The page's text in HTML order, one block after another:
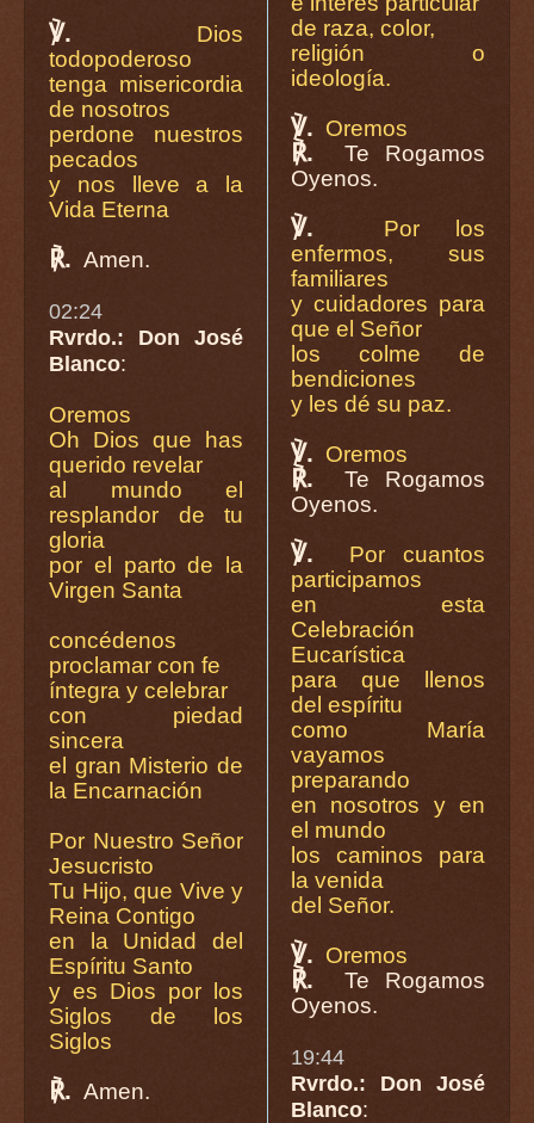
℣.
Dios
todopoderoso
tenga misericordia
de nosotros
perdone nuestros
pecados
y nos lleve a la
Vida Eterna
℟. Amen.
02:24
Rvrdo.: Don José
Blanco:
Oremos
Oh Dios que has
querido revelar
al mundo el
resplandor de tu
gloria
por el parto de la
Virgen Santa
concédenos
proclamar con fe
íntegra y celebrar
con piedad
sincera
el gran Misterio de
la Encarnación
Por Nuestro Señor
Jesucristo
Tu Hijo, que Vive y
Reina Contigo
en la Unidad del
Espíritu Santo
y es Dios por los
Siglos de los
Siglos
℟. Amen.
de raza, color,
religión o
ideología.
℣. Oremos
℟.
Te Rogamos
Oyenos.
℣.
Por los
enfermos, sus
familiares
y cuidadores para
que el Señor
los colme de
bendiciones
y les dé su paz.
℣. Oremos
℟.
Te Rogamos
Oyenos.
℣.
Por cuantos
participamos
en esta
Celebración
Eucarística
para que llenos
del espíritu
como María
vayamos
preparando
en nosotros y en
el mundo
los caminos para
la venida
del Señor.
℣. Oremos
℟.
Te Rogamos
Oyenos.
19:44
Rvrdo.: Don José
Blanco: